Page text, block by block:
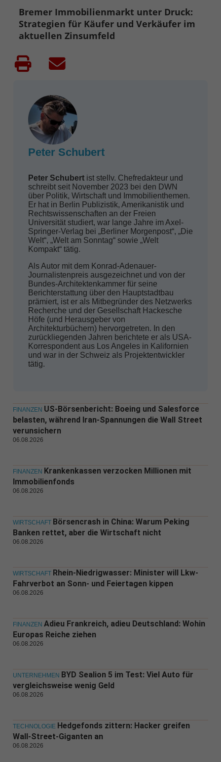
Bremer Immobilienmarkt unter Druck:
Strategien für Käufer und Verkäufer im
aktuellen Zinsumfeld
Peter Schubert
Peter Schubert ist stellv. Chefredakteur und
schreibt seit November 2023 bei den DWN
über Politik, Wirtschaft und Immobilienthemen.
Er hat in Berlin Publizistik, Amerikanistik und
Rechtswissenschaften an der Freien
Universität studiert, war lange Jahre im Axel-
Springer-Verlag bei „Berliner Morgenpost“, „Die
Welt“, „Welt am Sonntag“ sowie „Welt
Kompakt“ tätig.
Als Autor mit dem Konrad-Adenauer-
Journalistenpreis ausgezeichnet und von der
Bundes-Architektenkammer für seine
Berichterstattung über den Hauptstadtbau
prämiert, ist er als Mitbegründer des Netzwerks
Recherche und der Gesellschaft Hackesche
Höfe (und Herausgeber von
Architekturbüchern) hervorgetreten. In den
zurückliegenden Jahren berichtete er als USA-
Korrespondent aus Los Angeles in Kalifornien
und war in der Schweiz als Projektentwickler
tätig.
FINANZEN US-Börsenbericht: Boeing und Salesforce
belasten, während Iran-Spannungen die Wall Street
verunsichern
06.08.2026
FINANZEN Krankenkassen verzocken Millionen mit
Immobilienfonds
06.08.2026
WIRTSCHAFT Börsencrash in China: Warum Peking
Banken rettet, aber die Wirtschaft nicht
06.08.2026
WIRTSCHAFT Rhein-Niedrigwasser: Minister will Lkw-
Fahrverbot an Sonn- und Feiertagen kippen
06.08.2026
FINANZEN Adieu Frankreich, adieu Deutschland: Wohin
Europas Reiche ziehen
06.08.2026
UNTERNEHMEN BYD Sealion 5 im Test: Viel Auto für
vergleichsweise wenig Geld
06.08.2026
TECHNOLOGIE Hedgefonds zittern: Hacker greifen
Wall-Street-Giganten an
06.08.2026